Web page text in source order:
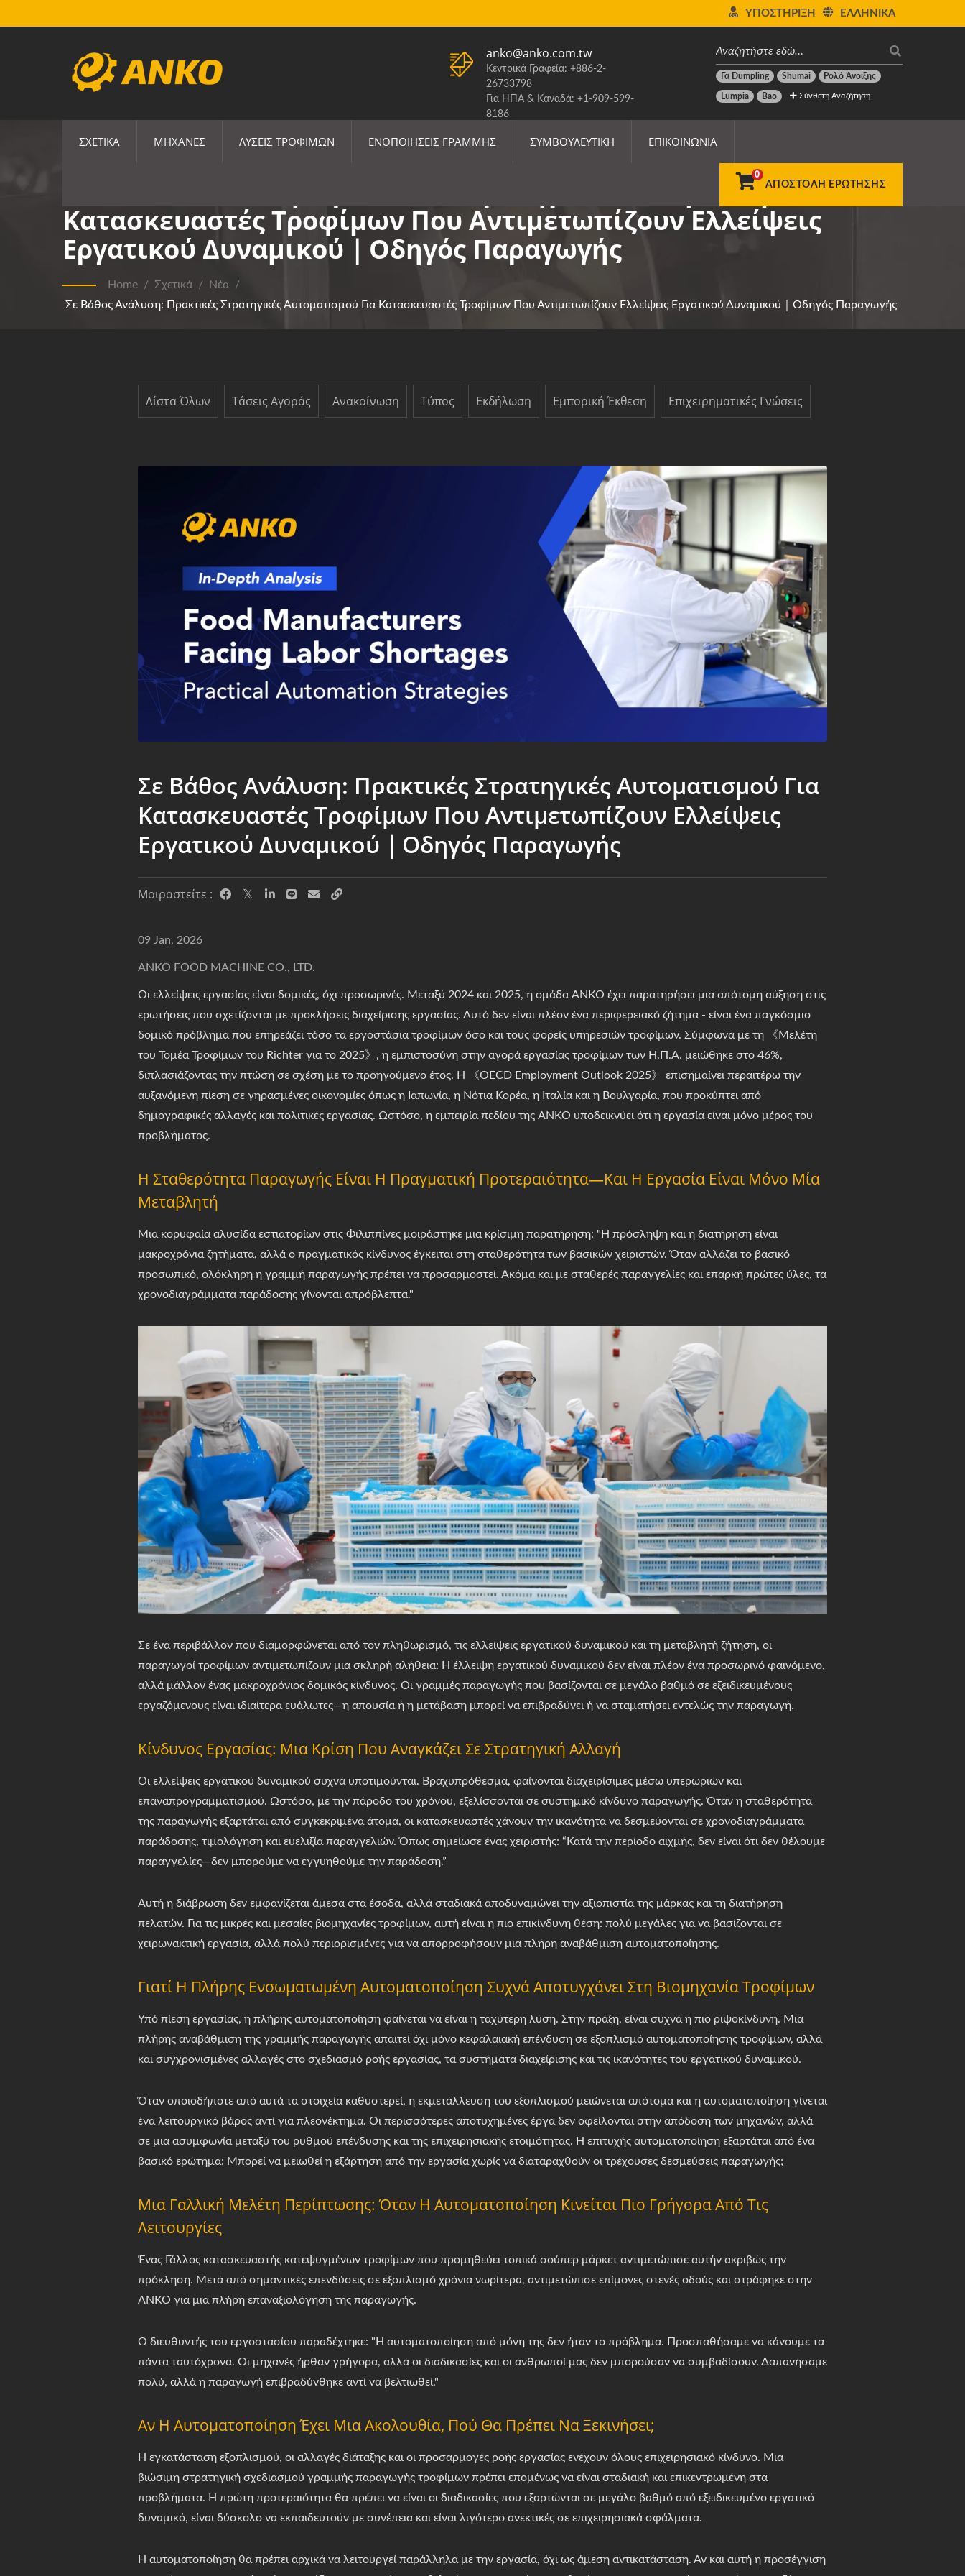
ΕΛΛΗΝΙΚΆ
ΥΠΟΣΤΉΡΙΞΗ
Γα Dumpling Shumai Ρολό Άνοιξης
Lumpia Bao Σύνθετη Αναζήτηση
anko@anko.com.tw
Κεντρικά Γραφεία: +886-2-
26733798
Για ΗΠΑ & Καναδά: +1-909-599-
8186
ΣΧΕΤΙΚΆ ΜΗΧΑΝΈΣ ΛΎΣΕΙΣ ΤΡΟΦΊΜΩΝ ΕΝΟΠΟΙΉΣΕΙΣ ΓΡΑΜΜΉΣ ΣΥΜΒΟΥΛΕΥΤΙΚΉ ΕΠΙΚΟΙΝΩΝΊΑ
0
ΑΠΟΣΤΟΛΉ ΕΡΏΤΗΣΗΣ
Σε Βάθος Ανάλυση: Πρακτικές Στρατηγικές Αυτοματισμού Για
Κατασκευαστές Τροφίμων Που Αντιμετωπίζουν Ελλείψεις
Εργατικού Δυναμικού｜Οδηγός Παραγωγής
Home / Σχετικά / Νέα
/
Σε Βάθος Ανάλυση: Πρακτικές Στρατηγικές Αυτοματισμού Για Κατασκευαστές Τροφίμων Που Αντιμετωπίζουν Ελλείψεις Εργατικού Δυναμικού｜Οδηγός Παραγωγής
Λίστα Όλων Τάσεις Αγοράς Ανακοίνωση Τύπος Εκδήλωση Εμπορική Έκθεση Επιχειρηματικές Γνώσεις
Σε Βάθος Ανάλυση: Πρακτικές Στρατηγικές Αυτοματισμού Για
Κατασκευαστές Τροφίμων Που Αντιμετωπίζουν Ελλείψεις
Εργατικού Δυναμικού｜Οδηγός Παραγωγής
Μοιραστείτε :
09 Jan, 2026
ANKO FOOD MACHINE CO., LTD.
Οι ελλείψεις εργασίας είναι δομικές, όχι προσωρινές. Μεταξύ 2024 και 2025, η ομάδα ANKO έχει παρατηρήσει μια απότομη αύξηση στις
ερωτήσεις που σχετίζονται με προκλήσεις διαχείρισης εργασίας. Αυτό δεν είναι πλέον ένα περιφερειακό ζήτημα - είναι ένα παγκόσμιο
δομικό πρόβλημα που επηρεάζει τόσο τα εργοστάσια τροφίμων όσο και τους φορείς υπηρεσιών τροφίμων. Σύμφωνα με τη 《Μελέτη
του Τομέα Τροφίμων του Richter για το 2025》, η εμπιστοσύνη στην αγορά εργασίας τροφίμων των Η.Π.Α. μειώθηκε στο 46%,
διπλασιάζοντας την πτώση σε σχέση με το προηγούμενο έτος. Η 《OECD Employment Outlook 2025》 επισημαίνει περαιτέρω την
αυξανόμενη πίεση σε γηρασμένες οικονομίες όπως η Ιαπωνία, η Νότια Κορέα, η Ιταλία και η Βουλγαρία, που προκύπτει από
δημογραφικές αλλαγές και πολιτικές εργασίας. Ωστόσο, η εμπειρία πεδίου της ANKO υποδεικνύει ότι η εργασία είναι μόνο μέρος του
προβλήματος.
Η Σταθερότητα Παραγωγής Είναι Η Πραγματική Προτεραιότητα—Και Η Εργασία Είναι Μόνο Μία
Μεταβλητή
Μια κορυφαία αλυσίδα εστιατορίων στις Φιλιππίνες μοιράστηκε μια κρίσιμη παρατήρηση: "Η πρόσληψη και η διατήρηση είναι
μακροχρόνια ζητήματα, αλλά ο πραγματικός κίνδυνος έγκειται στη σταθερότητα των βασικών χειριστών. Όταν αλλάζει το βασικό
προσωπικό, ολόκληρη η γραμμή παραγωγής πρέπει να προσαρμοστεί. Ακόμα και με σταθερές παραγγελίες και επαρκή πρώτες ύλες, τα
χρονοδιαγράμματα παράδοσης γίνονται απρόβλεπτα."
Σε ένα περιβάλλον που διαμορφώνεται από τον πληθωρισμό, τις ελλείψεις εργατικού δυναμικού και τη μεταβλητή ζήτηση, οι
παραγωγοί τροφίμων αντιμετωπίζουν μια σκληρή αλήθεια: Η έλλειψη εργατικού δυναμικού δεν είναι πλέον ένα προσωρινό φαινόμενο,
αλλά μάλλον ένας μακροχρόνιος δομικός κίνδυνος. Οι γραμμές παραγωγής που βασίζονται σε μεγάλο βαθμό σε εξειδικευμένους
εργαζόμενους είναι ιδιαίτερα ευάλωτες—η απουσία ή η μετάβαση μπορεί να επιβραδύνει ή να σταματήσει εντελώς την παραγωγή.
Κίνδυνος Εργασίας: Μια Κρίση Που Αναγκάζει Σε Στρατηγική Αλλαγή
Οι ελλείψεις εργατικού δυναμικού συχνά υποτιμούνται. Βραχυπρόθεσμα, φαίνονται διαχειρίσιμες μέσω υπερωριών και
επαναπρογραμματισμού. Ωστόσο, με την πάροδο του χρόνου, εξελίσσονται σε συστημικό κίνδυνο παραγωγής. Όταν η σταθερότητα
της παραγωγής εξαρτάται από συγκεκριμένα άτομα, οι κατασκευαστές χάνουν την ικανότητα να δεσμεύονται σε χρονοδιαγράμματα
παράδοσης, τιμολόγηση και ευελιξία παραγγελιών. Όπως σημείωσε ένας χειριστής: “Κατά την περίοδο αιχμής, δεν είναι ότι δεν θέλουμε
παραγγελίες—δεν μπορούμε να εγγυηθούμε την παράδοση.”
Αυτή η διάβρωση δεν εμφανίζεται άμεσα στα έσοδα, αλλά σταδιακά αποδυναμώνει την αξιοπιστία της μάρκας και τη διατήρηση
πελατών. Για τις μικρές και μεσαίες βιομηχανίες τροφίμων, αυτή είναι η πιο επικίνδυνη θέση: πολύ μεγάλες για να βασίζονται σε
χειρωνακτική εργασία, αλλά πολύ περιορισμένες για να απορροφήσουν μια πλήρη αναβάθμιση αυτοματοποίησης.
Γιατί Η Πλήρης Ενσωματωμένη Αυτοματοποίηση Συχνά Αποτυγχάνει Στη Βιομηχανία Τροφίμων
Υπό πίεση εργασίας, η πλήρης αυτοματοποίηση φαίνεται να είναι η ταχύτερη λύση. Στην πράξη, είναι συχνά η πιο ριψοκίνδυνη. Μια
πλήρης αναβάθμιση της γραμμής παραγωγής απαιτεί όχι μόνο κεφαλαιακή επένδυση σε εξοπλισμό αυτοματοποίησης τροφίμων, αλλά
και συγχρονισμένες αλλαγές στο σχεδιασμό ροής εργασίας, τα συστήματα διαχείρισης και τις ικανότητες του εργατικού δυναμικού.
Όταν οποιοδήποτε από αυτά τα στοιχεία καθυστερεί, η εκμετάλλευση του εξοπλισμού μειώνεται απότομα και η αυτοματοποίηση γίνεται
ένα λειτουργικό βάρος αντί για πλεονέκτημα. Οι περισσότερες αποτυχημένες έργα δεν οφείλονται στην απόδοση των μηχανών, αλλά
σε μια ασυμφωνία μεταξύ του ρυθμού επένδυσης και της επιχειρησιακής ετοιμότητας. Η επιτυχής αυτοματοποίηση εξαρτάται από ένα
βασικό ερώτημα: Μπορεί να μειωθεί η εξάρτηση από την εργασία χωρίς να διαταραχθούν οι τρέχουσες δεσμεύσεις παραγωγής;
Μια Γαλλική Μελέτη Περίπτωσης: Όταν Η Αυτοματοποίηση Κινείται Πιο Γρήγορα Από Τις
Λειτουργίες
Ένας Γάλλος κατασκευαστής κατεψυγμένων τροφίμων που προμηθεύει τοπικά σούπερ μάρκετ αντιμετώπισε αυτήν ακριβώς την
πρόκληση. Μετά από σημαντικές επενδύσεις σε εξοπλισμό χρόνια νωρίτερα, αντιμετώπισε επίμονες στενές οδούς και στράφηκε στην
ANKO για μια πλήρη επαναξιολόγηση της παραγωγής.
Ο διευθυντής του εργοστασίου παραδέχτηκε: "Η αυτοματοποίηση από μόνη της δεν ήταν το πρόβλημα. Προσπαθήσαμε να κάνουμε τα
πάντα ταυτόχρονα. Οι μηχανές ήρθαν γρήγορα, αλλά οι διαδικασίες και οι άνθρωποί μας δεν μπορούσαν να συμβαδίσουν. Δαπανήσαμε
πολύ, αλλά η παραγωγή επιβραδύνθηκε αντί να βελτιωθεί."
Αν Η Αυτοματοποίηση Έχει Μια Ακολουθία, Πού Θα Πρέπει Να Ξεκινήσει;
Η εγκατάσταση εξοπλισμού, οι αλλαγές διάταξης και οι προσαρμογές ροής εργασίας ενέχουν όλους επιχειρησιακό κίνδυνο. Μια
βιώσιμη στρατηγική σχεδιασμού γραμμής παραγωγής τροφίμων πρέπει επομένως να είναι σταδιακή και επικεντρωμένη στα
προβλήματα. Η πρώτη προτεραιότητα θα πρέπει να είναι οι διαδικασίες που εξαρτώνται σε μεγάλο βαθμό από εξειδικευμένο εργατικό
δυναμικό, είναι δύσκολο να εκπαιδευτούν με συνέπεια και είναι λιγότερο ανεκτικές σε επιχειρησιακά σφάλματα.
Η αυτοματοποίηση θα πρέπει αρχικά να λειτουργεί παράλληλα με την εργασία, όχι ως άμεση αντικατάσταση. Αν και αυτή η προσέγγιση